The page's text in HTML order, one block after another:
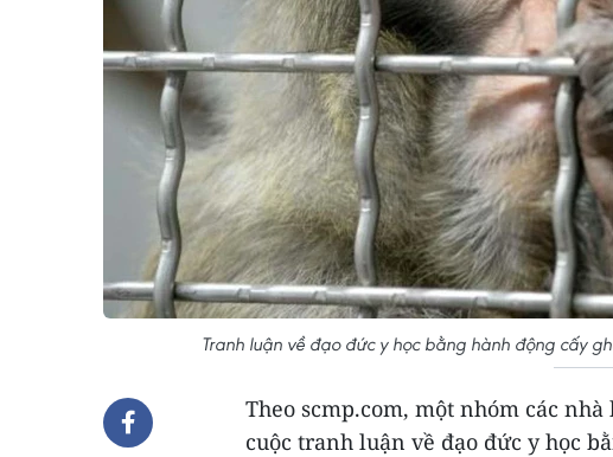
Tranh luận về đạo đức y học bằng hành động cấy
Theo scmp.com, một nhóm các
cuộc tranh luận về đạo đức y học